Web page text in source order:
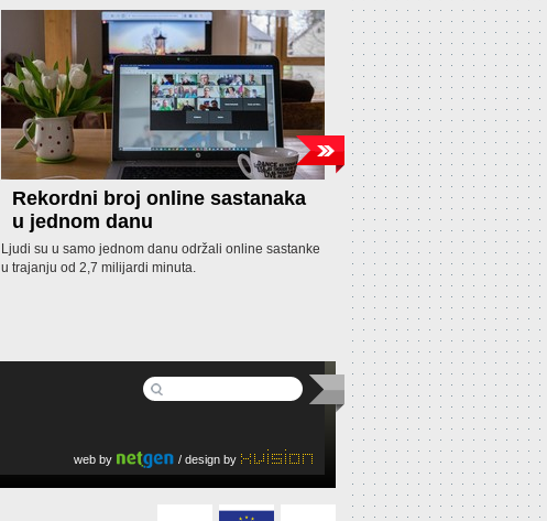
Rekordni broj online sastanaka
u jednom danu
Ljudi su u samo jednom danu održali online sastanke
u trajanju od 2,7 milijardi minuta.
Fitness aplikacija
korisnicima
Fitness aplikacija pod
nudila pomoć u mršavljenju na
uzimala novac (između 5 i 50
ne treniraju, no ljudima su
ako su ispunili tražene zahtjeve.
web by / design by